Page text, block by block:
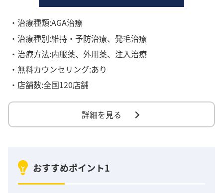
・治療種類:AGA治療
・治療種別:維持・予防治療、発毛治療
・治療方法:内服薬、外用薬、注入治療
・無料カウンセリング:あり
・店舗数:全国120店舗
詳細を見る
おすすめポイント1